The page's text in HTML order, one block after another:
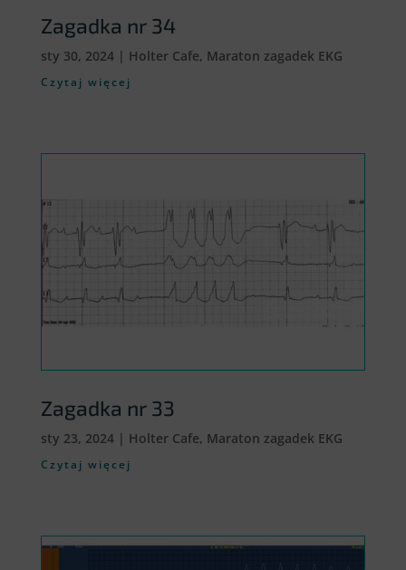
Zagadka nr 34
sty 30, 2024| Holter Cafe, Maraton zagadek EKG
Czytaj więcej
Zagadka nr 33
sty 23, 2024| Holter Cafe, Maraton zagadek EKG
Czytaj więcej